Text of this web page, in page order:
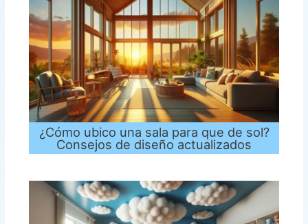
¿Cómo ubico una sala para que de sol?
Consejos de diseño actualizados